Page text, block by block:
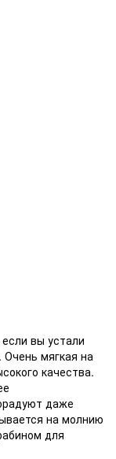
вы устали
мягкая на
качества.
даже
на молнию
для